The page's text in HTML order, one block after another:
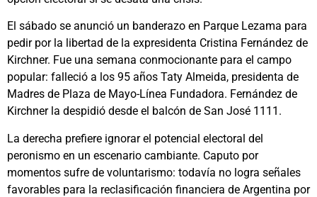
El sábado se anunció un banderazo en Parque Lezama para
pedir por la libertad de la expresidenta Cristina Fernández de
Kirchner. Fue una semana conmocionante para el campo
popular: falleció a los 95 años Taty Almeida, presidenta de
Madres de Plaza de Mayo-Línea Fundadora. Fernández de
Kirchner la despidió desde el balcón de San José 1111.
La derecha prefiere ignorar el potencial electoral del
peronismo en un escenario cambiante. Caputo por
momentos sufre de voluntarismo: todavía no logra señales
favorables para la reclasificación financiera de Argentina por